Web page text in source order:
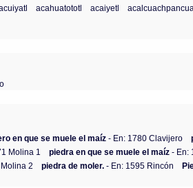
acahuatototl acaiyetl
en que se muele el maíz - En: 1780 Clavijero
Molina 1 piedra en que se muele el maíz - En:
2 piedra de moler. - En: 1595 Rincón